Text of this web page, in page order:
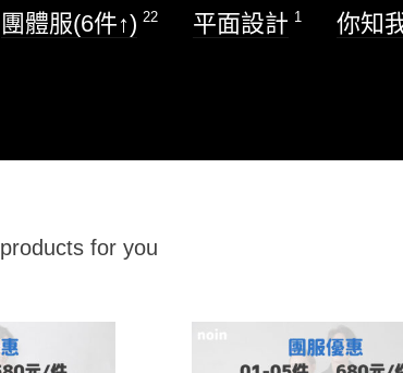
團體服(6件↑) 22 平面設計 1 你知
products for you